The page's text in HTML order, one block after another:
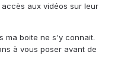
aux vidéos sur leur
ma boite ne s'y connait.
à vous poser avant de